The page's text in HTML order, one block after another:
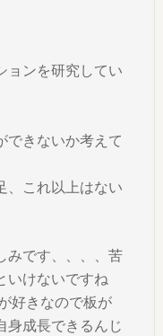
ョンを研究してい
できないか考えて
、これ以上はない
みです、、、、苦
いけないですね
好きなので板が
身成長できるんじ